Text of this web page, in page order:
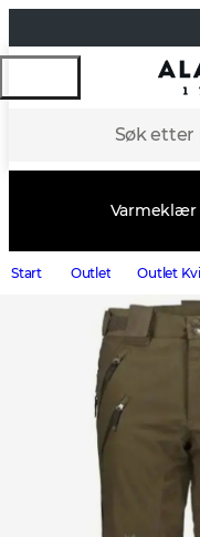
Søk
Varmeklær
Start Outlet Outlet